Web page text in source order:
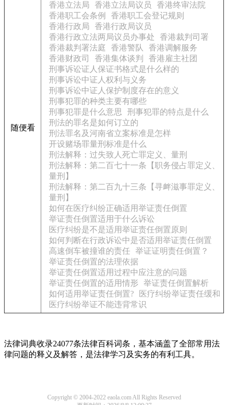
随便看
香港立法局
香港立法局议员
香港终审法院
香港职工会条例
香港职工会登记规则
香港行政局
香港行政局议员
香港行政立法两局议员办事处
香港裁判司署
香港裁判署法庭
香港警队
香港调解服务
香港财政司
香港集体谈判
香港雇主社团
刑事诉讼证人保证书格式是什么样的
刑事诉讼中证人权利与义务
刑事诉讼中证人保护制度存在的意义
刑事犯罪的种类主要有哪些
刑事犯罪是什么意思
刑事犯罪的特点是什么
刑法的罪名是如何订立的
刑法罪名及河南省立案标准是怎样
开设赌场罪量刑标准是什么
刑法解释：过失致人死亡罪定义、量刑
刑法解释：第二百七十一条【职务侵占罪定义、
量刑】
刑法解释：第二百九十三条【寻衅滋事罪定义、
量刑】
如何在医疗纠纷正确适用举证责任倒置
举证责任倒置适用于什么诉讼
医疗纠纷是不是适用举证责任倒置原则
如何判断在行政诉讼中是否适用举证责任倒置
高速倒车被撞谁的责任 举证证明责任倒置？
举证责任倒置的法理依据
举证责任倒置适用过程中应注意的问题
举证责任倒置的适用情形
举证责任倒置解析
如何适用举证责任倒置?
医疗纠纷举证责任缓和
医疗纠纷举证不能违背常识
法律词典收录24077条法律百科词条，基本涵盖了全部常用法
律问题的释义及解答，是法律学习及实务的有利工具。
Copyright © 2004-2022 eaola.com All Rights Reserved